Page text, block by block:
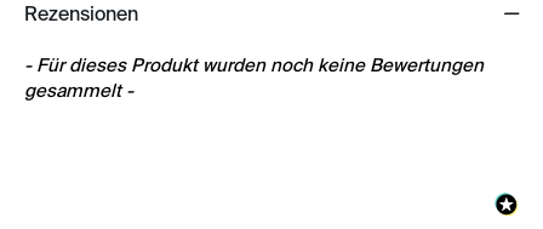
Rezensionen
- Für dieses Produkt wurden noch keine Bewertungen
gesammelt -
New content loaded